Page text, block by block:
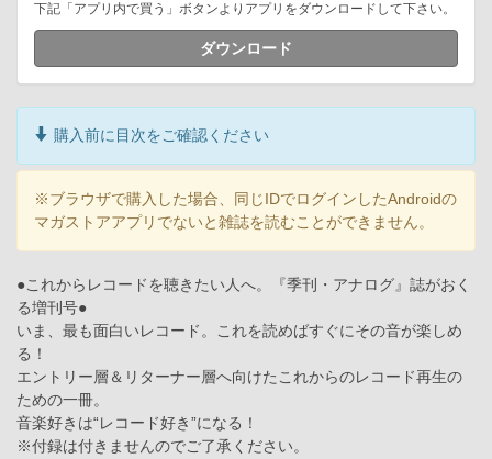
下記「アプリ内で買う」ボタンよりアプリをダウンロードして下さい。
ダウンロード
購入前に目次をご確認ください
※ブラウザで購入した場合、同じIDでログインしたAndroidの
マガストアアプリでないと雑誌を読むことができません。
●これからレコードを聴きたい人へ。『季刊・アナログ』誌がおく
る増刊号●
いま、最も面白いレコード。これを読めばすぐにその音が楽しめ
る！
エントリー層＆リターナー層へ向けたこれからのレコード再生の
ための一冊。
音楽好きは“レコード好き”になる！
※付録は付きませんのでご了承ください。